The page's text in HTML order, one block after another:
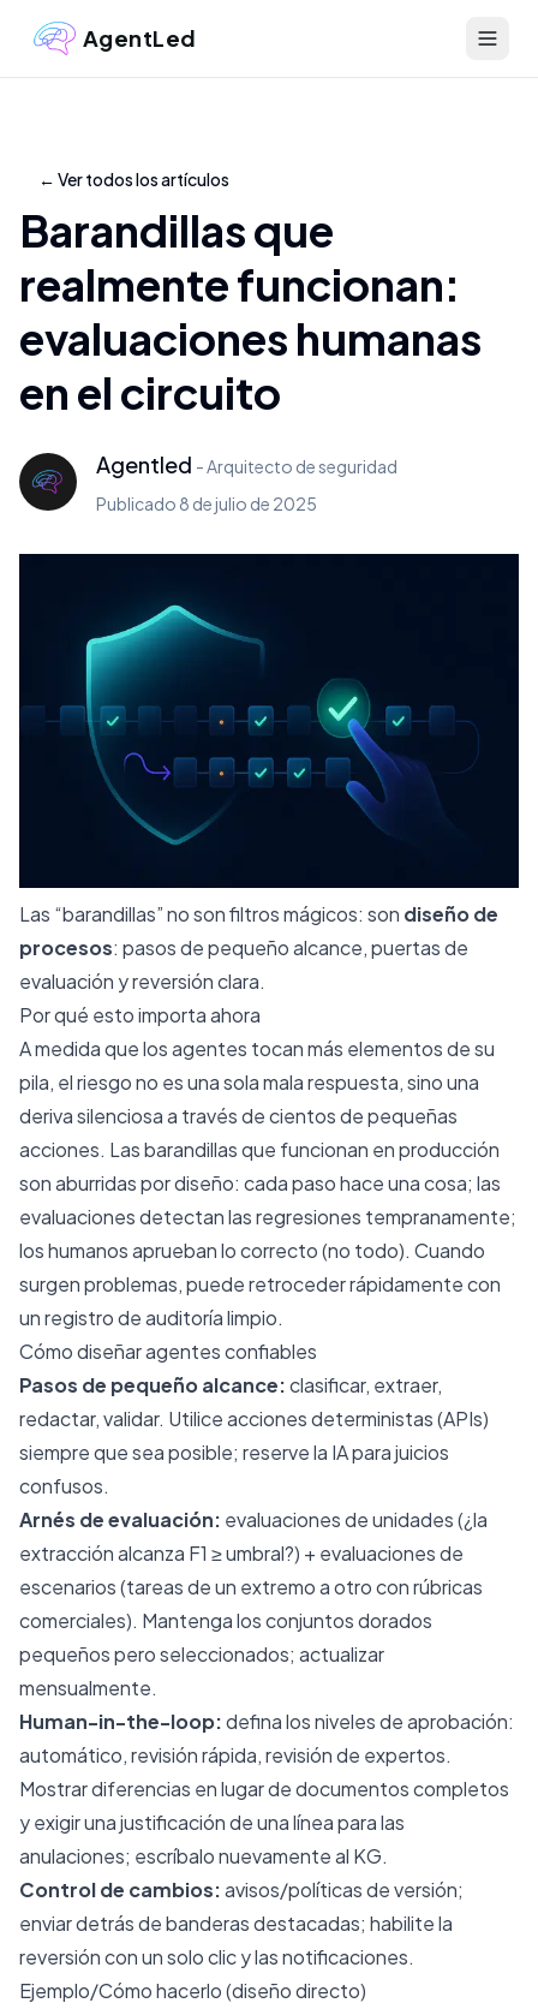
AgentLed
← Ver todos los artículos
Barandillas que
realmente funcionan:
evaluaciones humanas
en el circuito
Agentled -Arquitecto de seguridad
Publicado 8 de julio de 2025
Las “barandillas” no son filtros mágicos: son diseño de
procesos: pasos de pequeño alcance, puertas de
evaluación y reversión clara.
Por qué esto importa ahora
A medida que los agentes tocan más elementos de su
pila, el riesgo no es una sola mala respuesta, sino una
deriva silenciosa a través de cientos de pequeñas
acciones. Las barandillas que funcionan en producción
son aburridas por diseño: cada paso hace una cosa; las
evaluaciones detectan las regresiones tempranamente;
los humanos aprueban lo correcto (no todo). Cuando
surgen problemas, puede retroceder rápidamente con
un registro de auditoría limpio.
Cómo diseñar agentes confiables
Pasos de pequeño alcance:clasificar, extraer,
redactar, validar. Utilice acciones deterministas (APIs)
siempre que sea posible; reserve la IA para juicios
confusos.
Arnés de evaluación: evaluaciones de unidades (¿la
extracción alcanza F1 ≥ umbral?) + evaluaciones de
escenarios (tareas de un extremo a otro con rúbricas
comerciales). Mantenga los conjuntos dorados
pequeños pero seleccionados; actualizar
mensualmente.
Human-in-the-loop:defina los niveles de aprobación:
automático, revisión rápida, revisión de expertos.
Mostrar diferencias en lugar de documentos completos
y exigir una justificación de una línea para las
anulaciones; escríbalo nuevamente al KG.
Control de cambios:avisos/políticas de versión;
enviar detrás de banderas destacadas; habilite la
reversión con un solo clic y las notificaciones.
Ejemplo/Cómo hacerlo (diseño directo)